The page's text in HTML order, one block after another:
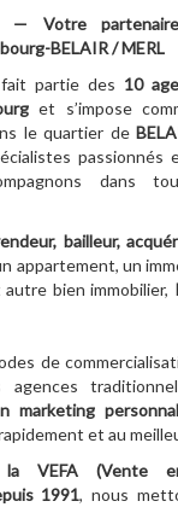
— Votre
BELAIR / MERL
fait partie des 10
et s’impose
le quartier de
passionnés
dans
bailleur,
appartement, un
bien immobilier,
de
agences
marketing
et au
la VEFA (Vente
1991, nous